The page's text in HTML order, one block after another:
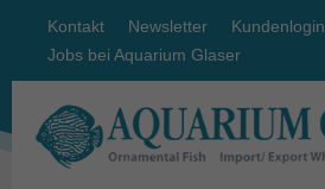
Kontakt Newsletter
Kundenlogin
Jobs bei Aquarium Glaser